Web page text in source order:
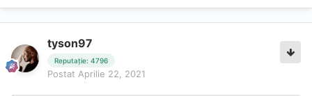
tyson97
Reputație: 4796
Postat Aprilie 22, 2021